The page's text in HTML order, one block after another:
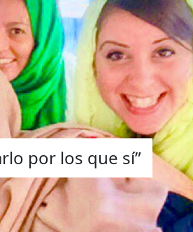
por los que sí”